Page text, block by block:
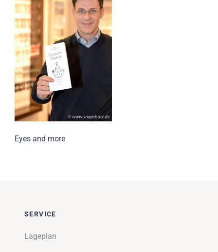
Impressionen
Über uns
SUCHE
NACH:
Eyes and more
SERVICE
Lageplan